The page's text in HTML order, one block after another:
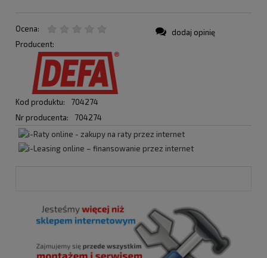
Ocena:
Producent:
Kod produktu:
704274
Nr producenta:
704274
dodaj opinię